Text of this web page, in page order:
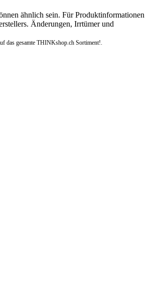
ähnlich sein. Für Produktinformationen
Änderungen, Irrtümer und
das gesamte THINKshop.ch Sortiment!.